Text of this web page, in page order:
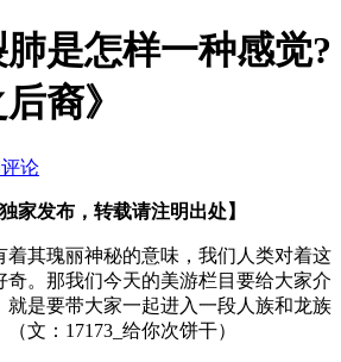
是怎样一种感觉?
裔》
论
家发布，转载请注明出处】
着其瑰丽神秘的意味，我们人类对着这
奇。那我们今天的美游栏目要给大家介
就是要带大家一起进入一段人族和龙族
文：17173_给你次饼干）